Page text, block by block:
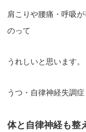
肩こりや腰痛・呼吸
のって
うれしいと思います
うつ・自律神経失調
体と自律神経も整